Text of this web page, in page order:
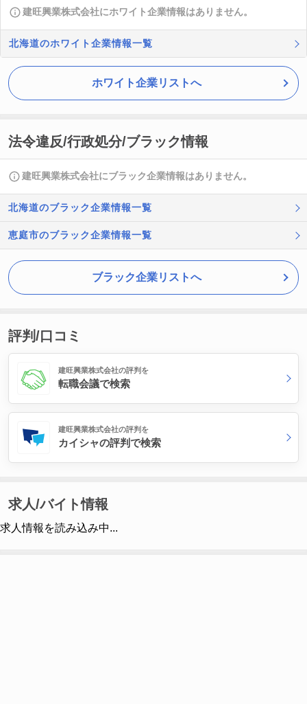
建旺興業株式会社にホワイト企業情報はありません。
北海道のホワイト企業情報一覧
ホワイト企業リストへ
法令違反/行政処分/ブラック情報
建旺興業株式会社にブラック企業情報はありません。
北海道のブラック企業情報一覧
恵庭市のブラック企業情報一覧
ブラック企業リストへ
評判/口コミ
建旺興業株式会社の評判を
転職会議で検索
建旺興業株式会社の評判を
カイシャの評判で検索
求人/バイト情報
求人情報を読み込み中...